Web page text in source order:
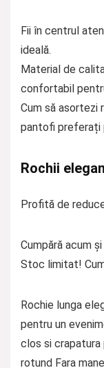
Fii în centrul
ideală.
Material de
confortabil
Cum să asortezi
pantofi preferați
Rochii
Profită de
Cumpără acum
Stoc limitat!
Rochie lunga
pentru un
clos si
rotund Fara